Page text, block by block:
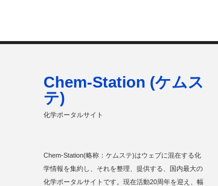
Chem-Station (ケムス
テ)
化学ポータルサイト
Chem-Station(略称：ケムステ)はウェブに混在する化
学情報を集約し、それを整理、提供する、国内最大の
化学ポータルサイトです。現在活動20周年を迎え、幅